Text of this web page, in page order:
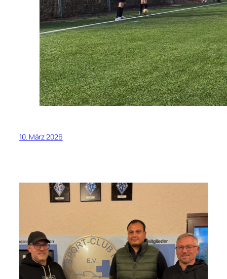
10. März 2026